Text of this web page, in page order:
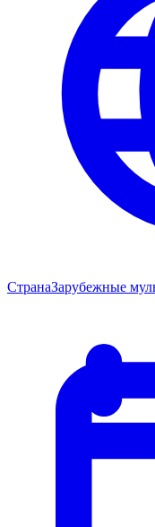
СтранаЗарубежные